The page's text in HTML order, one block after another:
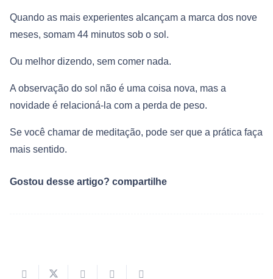
Quando as mais experientes alcançam a marca dos nove
meses, somam 44 minutos sob o sol.
Ou melhor dizendo, sem comer nada.
A observação do sol não é uma coisa nova, mas a
novidade é relacioná-la com a perda de peso.
Se você chamar de meditação, pode ser que a prática faça
mais sentido.
Gostou desse artigo? compartilhe